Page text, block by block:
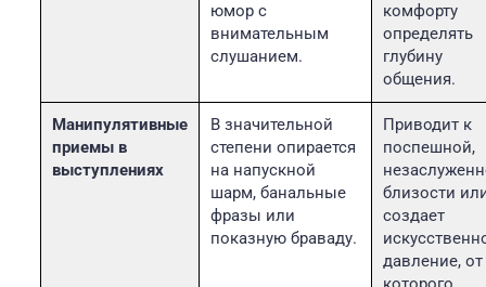
юмор с
внимательным
слушанием.
комфорту
определять
глубину
общения.
Манипулятивные
приемы в
выступлениях
В значительной
степени опирается
на напускной
шарм, банальные
фразы или
показную браваду.
Приводит к
поспешной,
близости
создает
давление, от